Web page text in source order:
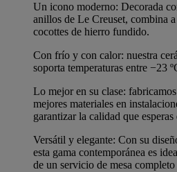
Un icono moderno: Decorada
anillos de Le Creuset, combina
cocottes de hierro fundido.
Con frío y con calor: nuestra
soporta temperaturas entre −23
Lo mejor en su clase:
mejores materiales en
garantizar la calidad que
Versátil y elegante: Con su
esta gama contemporánea es
de un servicio de mesa